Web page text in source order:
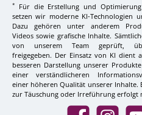
*
Für die Erstellung und
setzen wir moderne KI-Technologien
Dazu gehören unter anderem
Videos sowie grafische Inhalte.
von unserem Team geprüft,
freigegeben. Der Einsatz von KI dient
besseren Darstellung unserer
einer verständlicheren
einer höheren Qualität unserer Inhalte.
zur Täuschung oder Irreführung erfolgt